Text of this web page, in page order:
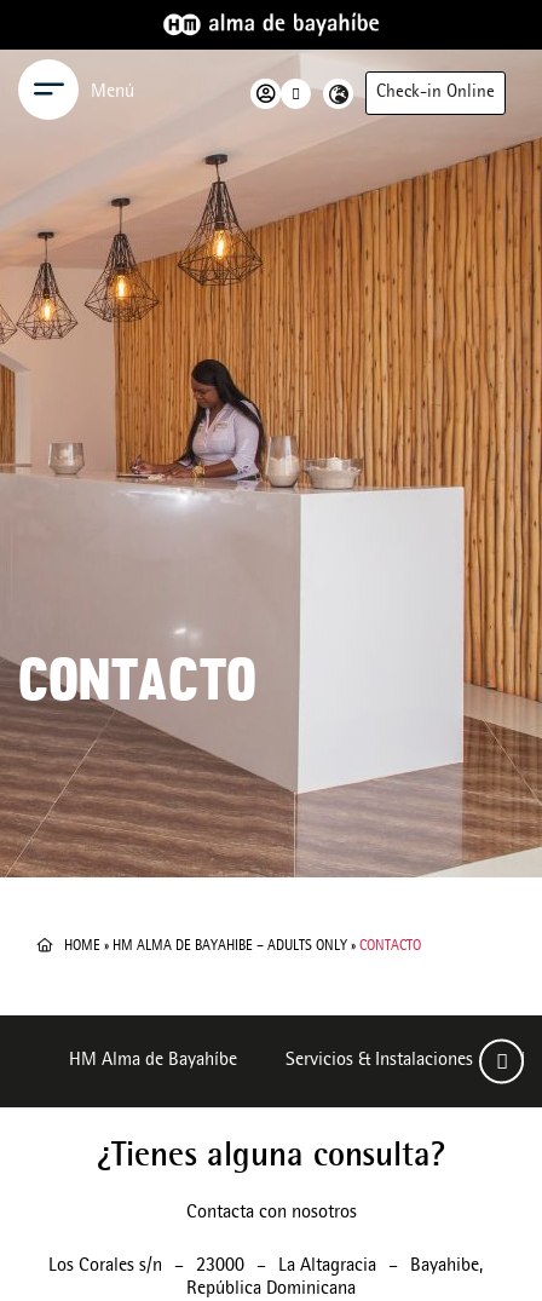
Menú Check-in Online
CONTACTO
HOME » HM ALMA DE BAYAHIBE – ADULTS ONLY » CONTACTO
HM Alma de Bayahíbe Servicios & Instalaciones
¿Tienes alguna consulta?
Contacta con nosotros
Los Corales s/n – 23000 – La Altagracia – Bayahibe,
República Dominicana